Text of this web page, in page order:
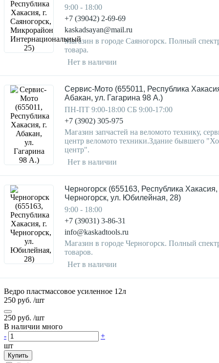
9:00 - 18:00
+7 (39042) 2-69-69
kaskadsayan@mail.ru
Магазин в городе Саяногорск. Полный
товара.
Нет в наличии
Сервис-Мото (655011, Республика
Абакан, ул. Гагарина 98 А.)
ПН-ПТ 9:00-18:00 СБ 9:00-17:00
+7 (3902) 305-975
Магазин запчастей на веломото технику,
центр веломото техники.Здание бывшего
центр".
Нет в наличии
Черногорск (655163, Республика Хакасия,
Черногорск, ул. Юбилейная, 28)
9:00 - 18:00
+7 (39031) 3-86-31
info@kaskadtools.ru
Магазин в городе Черногорск. Полный
товаров.
Нет в наличии
Ведро пластмассовое усиленное 12л
250 руб. /шт
250 руб. /шт
В наличии много
-
+
шт
Купить